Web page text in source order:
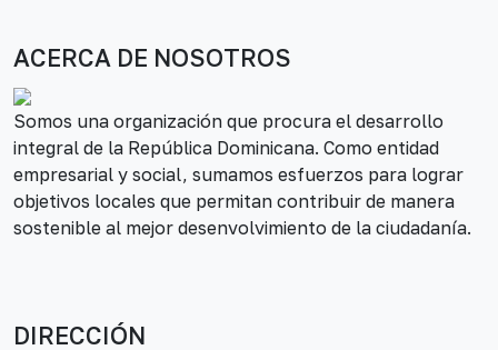
ACERCA DE NOSOTROS
Somos una organización que procura el desarrollo
integral de la República Dominicana. Como entidad
empresarial y social, sumamos esfuerzos para lograr
objetivos locales que permitan contribuir de manera
sostenible al mejor desenvolvimiento de la ciudadanía.
DIRECCIÓN